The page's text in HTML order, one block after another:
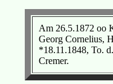
Am 26.5.1872 oo
Georg Cornelius,
*18.11.1848, To.
Cremer.